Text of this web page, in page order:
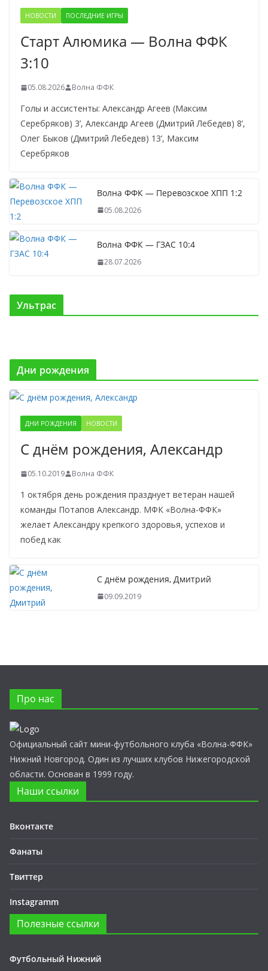
НОВОСТИ ПОСЛЕДНИЕ ИГРЫ
Старт Алюмика — Волна ФФК
3:10
05.08.2026 Волна ФФК
Голы и ассистенты: Александр Агеев (Максим
Серебряков) 3’, Александр Агеев (Дмитрий Лебедев) 8’,
Олег Быков (Дмитрий Лебедев) 13’, Максим
Серебряков
Волна ФФК — Перевозское ХПП 1:2
05.08.2026
Волна ФФК — ГЗАС 10:4
28.07.2026
Ультрас
Дни рождения
ДНИ РОЖДЕНИЯ НОВОСТИ
С днём рождения, Александр
05.10.2019 Волна ФФК
1 октября день рождения празднует ветеран нашей
команды Потапов Александр. МФК «Волна-ФФК»
желает Александру крепкого здоровья, успехов и
побед как
С днём рождения, Дмитрий
09.09.2019
Про нас
Официальный сайт мини-футбольного клуба «Волна-ФФК»
Нижний Новгород. Один из лучших клубов Нижегородской
области. Основан в 1999 году.
Наши ссылки
Вконтакте
Фанаты
Твиттер
Instagramm
Полезные ссылки
Футбольный Нижний